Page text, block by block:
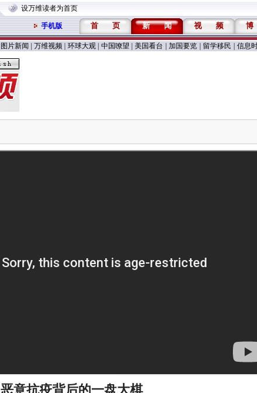
设万维读者为首页
手机版 首 页 新 闻 视 频 博
图片新闻 万维视频 环球大观 中国嘹望 美国看台 加国要览 留学移民 信息
恶意抗疫背后的一盘大棋